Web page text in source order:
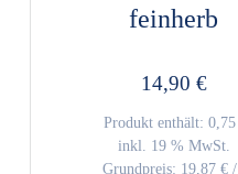
feinherb
14,90 €
Produkt enthält: 0,75
inkl. 19 % MwSt.
Grundpreis: 19,87 €/